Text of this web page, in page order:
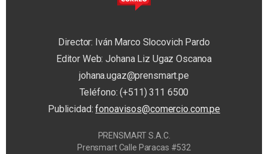
Director: Iván Marco Slocovich Pardo
Editor Web: Johana Liz Ugaz Oscanoa
johana.ugaz@prensmart.pe
Teléfono: (+511) 311 6500
Publicidad:fonoavisos@comercio.com.pe
PRENSMART S.A.C.
Prensmart Calle Paracas #532